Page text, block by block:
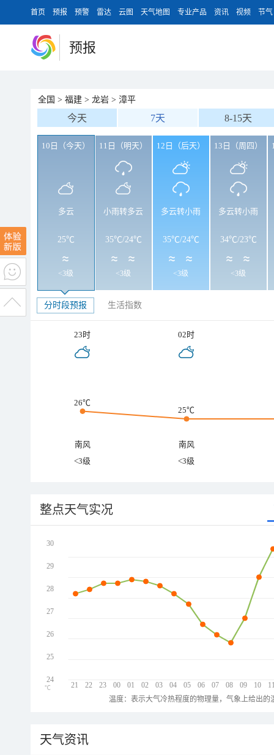
首页 预报 预警 雷达 云图 天气地图 专业产品 资讯 视频 节气
预报
全国 > 福建 > 龙岩 > 漳平
今天 7天 8-15天
10日（今天）
多云
25℃
<3级
11日（明天）
小雨转多云
35℃/24℃
<3级
12日（后天）
多云转小雨
35℃/24℃
<3级
13日（周四）
多云转小雨
34℃/23℃
<3级
分时段预报 生活指数
23时 02时
26℃
25℃
南风
南风
<3级
<3级
整点天气实况
21 22 23 00 01 02 03 04 05 06 07 08 09 10
30
29
28
27
26
25
24
℃
温度：表示大气冷热程度的物理量，气象上给出
天气资讯